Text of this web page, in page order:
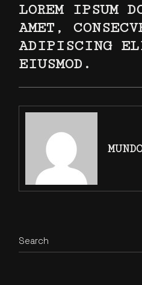
LOREM IPSUM
AMET,
ADIPISCING
EIUSMOD.